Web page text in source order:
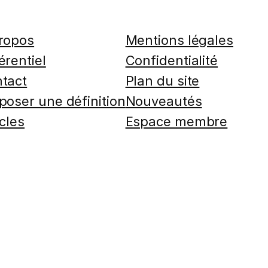
une définition
Mentions légales
Confidentialité
Plan du site
Nouveautés
Espace membre